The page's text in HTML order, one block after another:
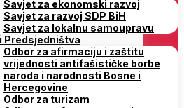
Savjet za ekonomski razvoj
Savjet za razvoj SDP BiH
Savjet za lokalnu samoupravu
Predsjedništva
Odbor za afirmaciju i zaštitu
vrijednosti antifašističke borbe
naroda i narodnosti Bosne i
Hercegovine
Odbor za turizam